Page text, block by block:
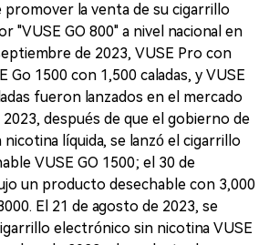
promover la venta de su cigarrillo
"VUSE GO 800" a nivel nacional en
de 2023, VUSE Pro con
Go 1500 con 1,500 caladas, y VUSE
fueron lanzados en el mercado
después de que el gobierno de
nicotina líquida, se lanzó el cigarrillo
VUSE GO 1500; el 30 de
un producto desechable con 3,000
El 21 de agosto de 2023, se
electrónico sin nicotina VUSE